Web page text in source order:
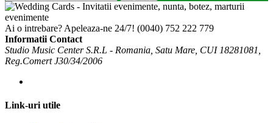
Ai o intrebare? Apeleaza-ne 24/7! (0040) 752 222 779
Informatii Contact
Studio Music Center S.R.L - Romania, Satu Mare, CUI 18281081,
Reg.Comert J30/34/2006
Link-uri utile